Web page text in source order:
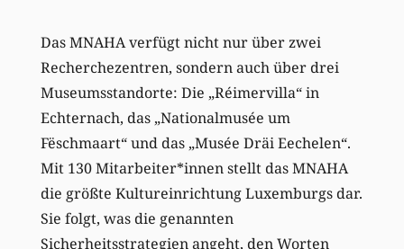
Das MNAHA verfügt nicht nur über zwei
Recherchezentren, sondern auch über drei
Museumsstandorte: Die „Réimervilla“ in
Echternach, das „Nationalmusée um
Fëschmaart“ und das „Musée Dräi Eechelen“.
Mit 130 Mitarbeiter*innen stellt das MNAHA
die größte Kultureinrichtung Luxemburgs dar.
Sie folgt, was die genannten
Sicherheitsstrategien angeht, den Worten